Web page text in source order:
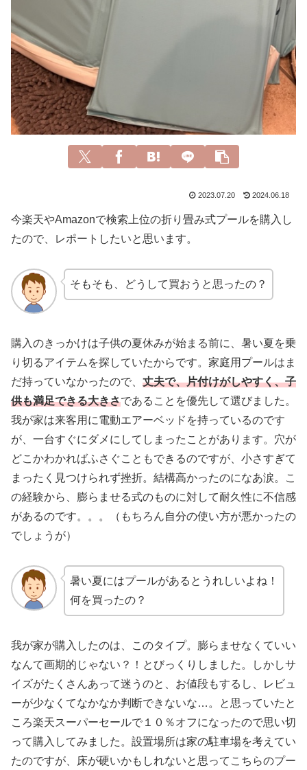
2023.07.20 2024.06.18
今楽天やAmazonで検索上位の折り畳み式プールを購入し
たので、レポートしたいと思います。
そもそも、どうして買おうと思ったの？
購入のきっかけは子供の夏休みが始まる前に、暑い夏を乗
り切るアイテムを探していたからです。家庭用プールはま
だ持っていなかったので、 丈夫で、片付けがしやすく、子
供も満足できる大きさであることを優先して選びました。
我が家は来客用に電動エアーベッドを持っているのです
が、一台すぐにダメにしてしまったことがあります。穴が
どこかわかればふさぐこともできるのですが、小さすぎて
まったく見つけられず挫折。結構高かったのになあ涙。こ
の経験から、膨らませる式のものに対して耐久性に不信感
があるのです。。。（もちろん自分の使い方が悪かったの
でしょうが）
暑い夏にはプールがあるとうれしいよね！
何を買ったの？
我が家が購入したのは、このタイプ。膨らませなくていい
なんて画期的じゃない？！とびっくりしました。しかしサ
イズがたくさんあって迷うのと、お値段もするし、レビュ
ーが少なくてなかなか判断できないな…。と思っていたと
ころ楽天スーパーセールで１０％オフになったので思い切
って購入してみました。設置場所は家の駐車場を考えてい
たのですが、床が硬いかもしれないと思ってこちらのプー